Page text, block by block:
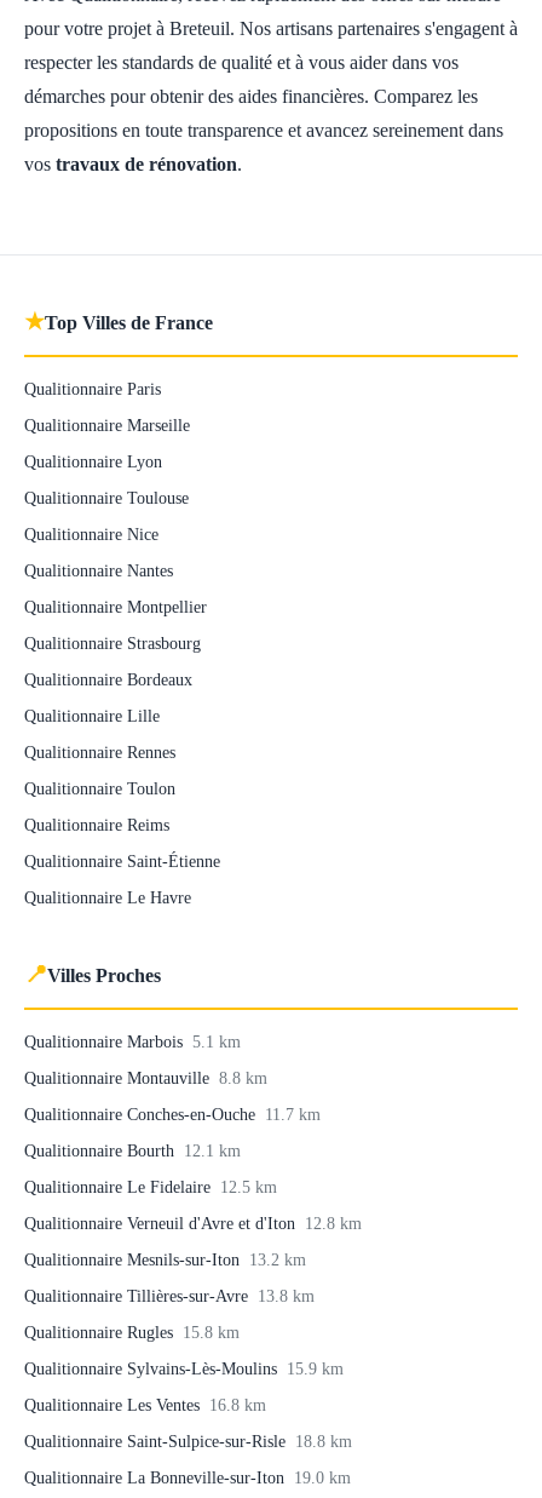
pour votre projet à Breteuil. Nos artisans partenaires s'engagent à
respecter les standards de qualité et à vous aider dans vos
démarches pour obtenir des aides financières. Comparez les
propositions en toute transparence et avancez sereinement dans
vos travaux de rénovation.
★Top Villes de France
Qualitionnaire Paris
Qualitionnaire Marseille
Qualitionnaire Lyon
Qualitionnaire Toulouse
Qualitionnaire Nice
Qualitionnaire Nantes
Qualitionnaire Montpellier
Qualitionnaire Strasbourg
Qualitionnaire Bordeaux
Qualitionnaire Lille
Qualitionnaire Rennes
Qualitionnaire Toulon
Qualitionnaire Reims
Qualitionnaire Saint-Étienne
Qualitionnaire Le Havre
📍Villes Proches
Qualitionnaire Marbois 5.1 km
Qualitionnaire Montauville 8.8 km
Qualitionnaire Conches-en-Ouche 11.7 km
Qualitionnaire Bourth 12.1 km
Qualitionnaire Le Fidelaire 12.5 km
Qualitionnaire Verneuil d'Avre et d'Iton 12.8 km
Qualitionnaire Mesnils-sur-Iton 13.2 km
Qualitionnaire Tillières-sur-Avre 13.8 km
Qualitionnaire Rugles 15.8 km
Qualitionnaire Sylvains-Lès-Moulins 15.9 km
Qualitionnaire Les Ventes 16.8 km
Qualitionnaire Saint-Sulpice-sur-Risle 18.8 km
Qualitionnaire La Bonneville-sur-Iton 19.0 km